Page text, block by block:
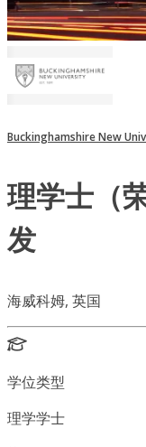
Buckinghamshire New
理学士（
发
海威科姆, 英国
学位类型
理学学士